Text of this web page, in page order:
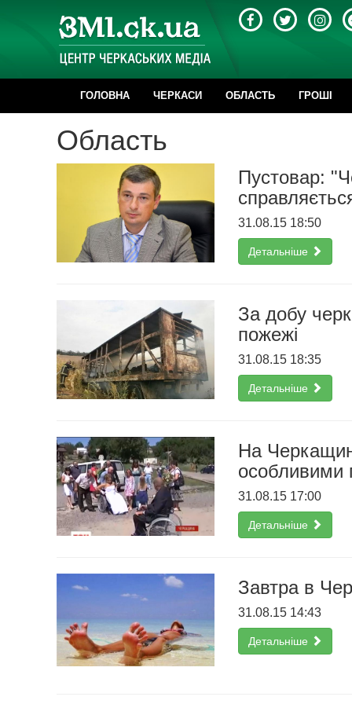
ГОЛОВНА ЧЕРКАСИ ОБЛАСТЬ ГРОШІ
Область
Пустовар:
31.08.15 18:50
Детальніше
За добу
пожежі
31.08.15 18:35
Детальніше
На
особливими
31.08.15 17:00
Детальніше
Завтра в
31.08.15 14:43
Детальніше